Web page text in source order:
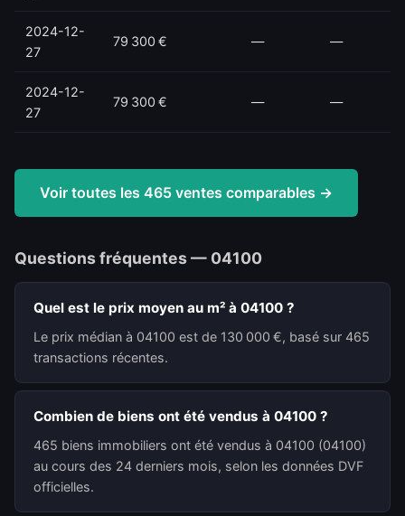
2024-12-
27
79 300 € — —
2024-12-
27
79 300 € — —
Voir toutes les 465 ventes comparables →
Questions fréquentes — 04100
Quel est le prix moyen au m² à 04100 ?
Le prix médian à 04100 est de 130 000 €, basé sur 465
transactions récentes.
Combien de biens ont été vendus à 04100 ?
465 biens immobiliers ont été vendus à 04100 (04100)
au cours des 24 derniers mois, selon les données DVF
officielles.